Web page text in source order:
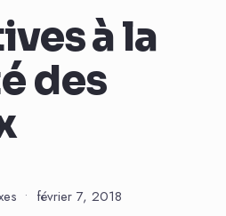
à la
des
• février 7, 2018